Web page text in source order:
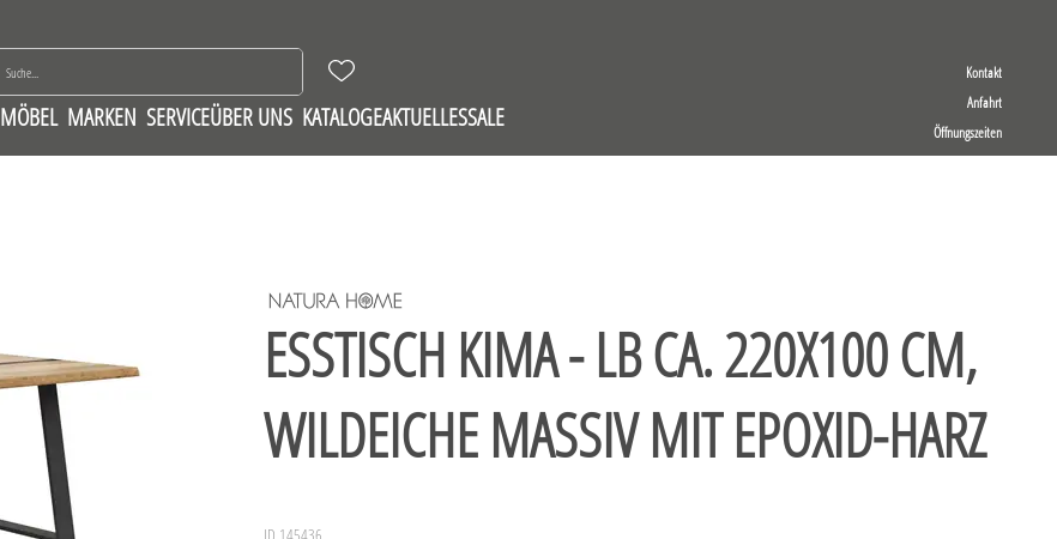
Kontakt
Anfahrt
Öffnungszeiten
MÖBEL MARKEN SERVICEÜBER UNS KATALOGEAKTUELLESSALE
ESSTISCH KIMA - LB CA. 220X100 CM,
WILDEICHE MASSIV MIT EPOXID-HARZ